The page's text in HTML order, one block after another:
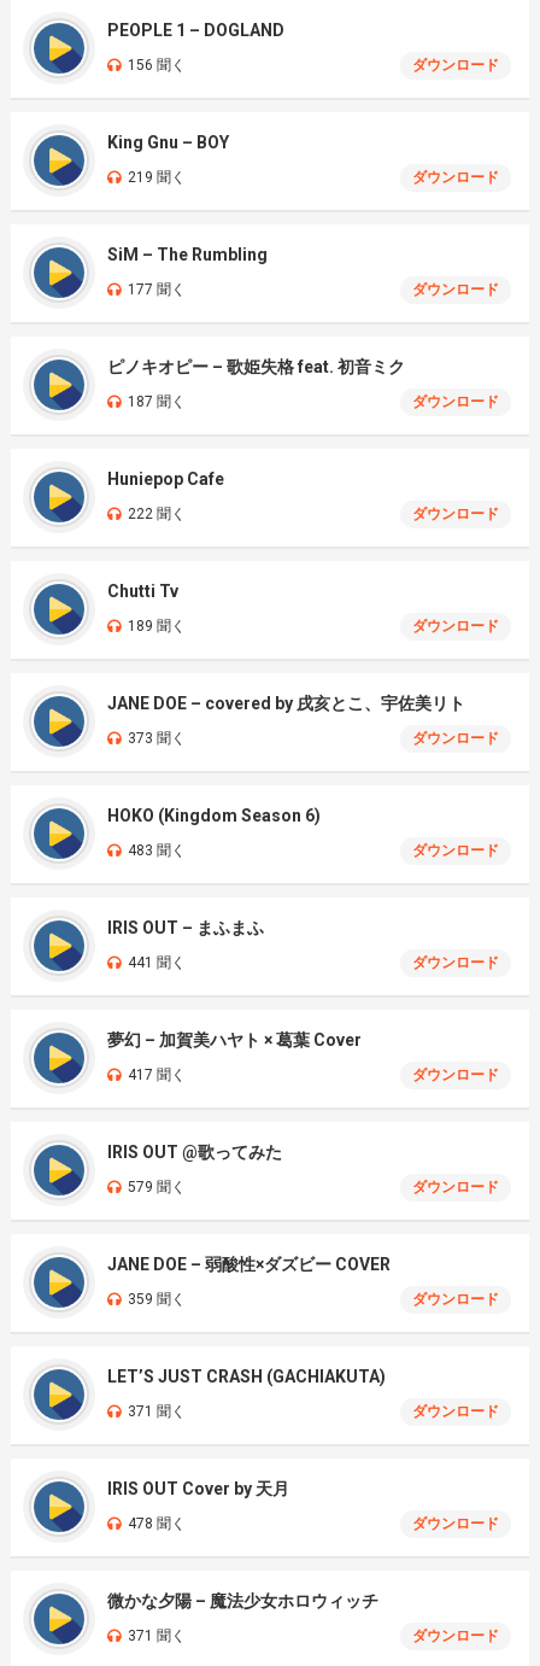
PEOPLE 1 – DOGLAND
156 聞く ダウンロード
King Gnu – BOY
219 聞く ダウンロード
SiM – The Rumbling
177 聞く ダウンロード
ピノキオピー – 歌姫失格 feat. 初音ミク
187 聞く ダウンロード
Huniepop Cafe
222 聞く ダウンロード
Chutti Tv
189 聞く ダウンロード
JANE DOE – covered by 戌亥とこ、宇佐美リト
373 聞く ダウンロード
HOKO (Kingdom Season 6)
483 聞く ダウンロード
IRIS OUT – まふまふ
441 聞く ダウンロード
夢幻 – 加賀美ハヤト × 葛葉 Cover
417 聞く ダウンロード
IRIS OUT @歌ってみた
579 聞く ダウンロード
JANE DOE – 弱酸性×ダズビー COVER
359 聞く ダウンロード
LET’S JUST CRASH (GACHIAKUTA)
371 聞く ダウンロード
IRIS OUT Cover by 天月
478 聞く ダウンロード
微かな夕陽 – 魔法少女ホロウィッチ
371 聞く ダウンロード